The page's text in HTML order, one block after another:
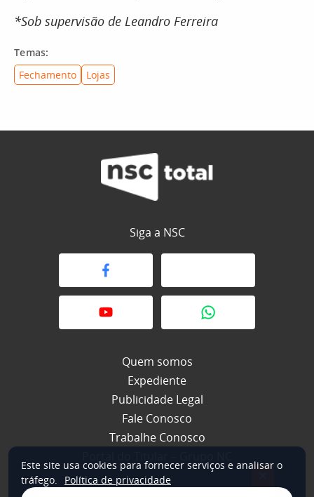
*Sob supervisão de Leandro Ferreira
Temas:
Fechamento
Lojas
Siga a NSC
Quem somos
Expediente
Publicidade Legal
Fale Conosco
Trabalhe Conosco
Este site usa cookies para fornecer serviços e analisar o
tráfego.
Política de privacidade